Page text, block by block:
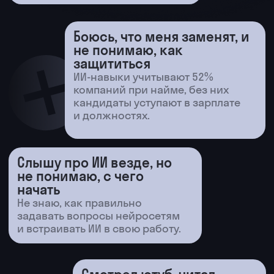
Тем, кто не хочет тратить время на рутину
методические материалы и интерактивные
задания за минуты вместо часов.
Аналитикам и офисным
сотрудникам
Начнете обрабатывать данные в Excel
и Google Sheets, быстро собирать отчеты
и автоматизировать рутинные процессы.
Предпринимателям
Поймете, как упаковывать товары для
маркетплейсов, автоматизировать
общение с клиентами и улучшать
маркетинговые кампании.